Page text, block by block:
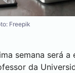
Freepik
semana será
da